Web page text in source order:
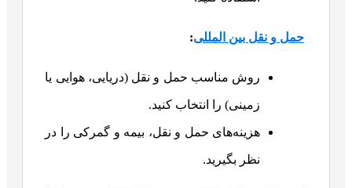
حمل و نقل بین المللی:
روش مناسب حمل و نقل (دریایی، هوایی یا
زمینی) را انتخاب کنید.
هزینه‌های حمل و نقل، بیمه و گمرکی را در
نظر بگیرید.